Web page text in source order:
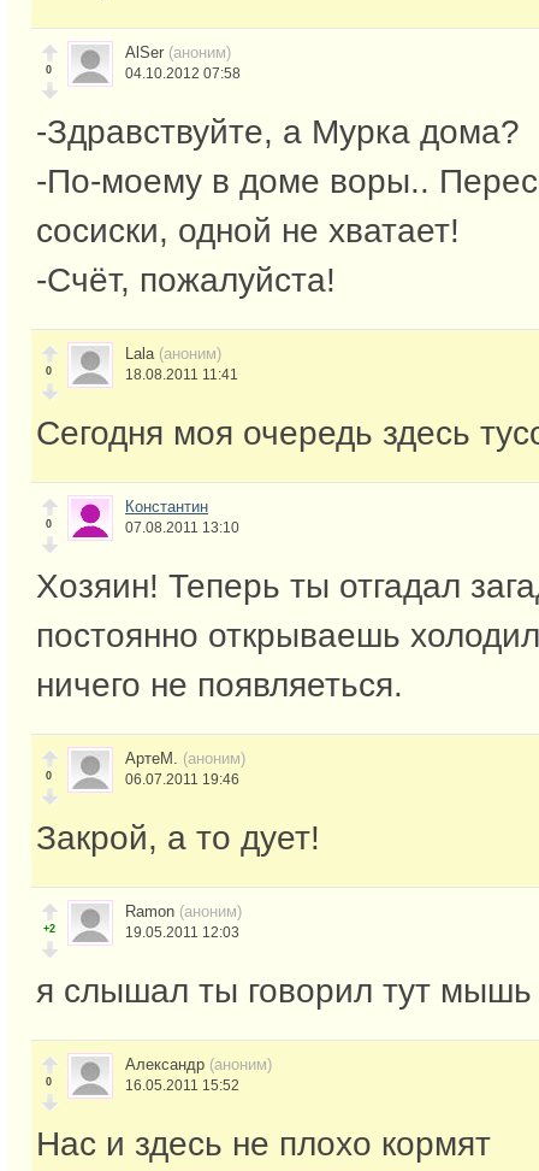
0
AlSer (аноним)
04.10.2012 07:58
-Здравствуйте, а Мурка дома?
-По-моему в доме воры..
сосиски, одной не хватает!
-Счёт, пожалуйста!
0
Lala (аноним)
18.08.2011 11:41
Сегодня моя очередь здесь
0
Константин
07.08.2011 13:10
Хозяин! Теперь ты отгадал
постоянно открываешь
ничего не появляеться.
0
АртеМ. (аноним)
06.07.2011 19:46
Закрой, а то дует!
+2
Ramon (аноним)
19.05.2011 12:03
я слышал ты говорил тут мышь
0
Александр (аноним)
16.05.2011 15:52
Нас и здесь не плохо кормят